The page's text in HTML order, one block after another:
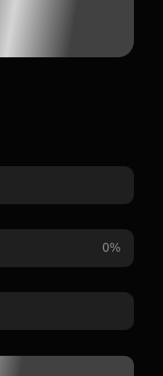
0%